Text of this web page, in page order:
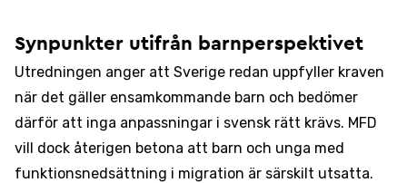
Synpunkter utifrån barnperspektivet
Utredningen anger att Sverige redan uppfyller kraven
när det gäller ensamkommande barn och bedömer
därför att inga anpassningar i svensk rätt krävs. MFD
vill dock återigen betona att barn och unga med
funktionsnedsättning i migration är särskilt utsatta.